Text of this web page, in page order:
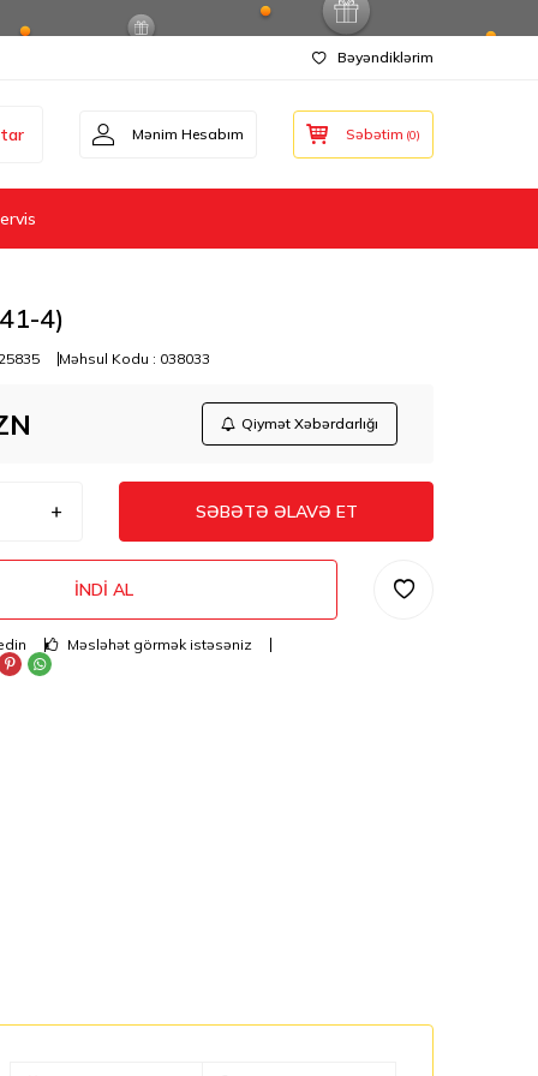
Bəyəndiklərim
Mənim Hesabım Səbətim (0)
4)
Məhsul Kodu : 038033
Qiymət Xəbərdarlığı
SƏBƏTƏ ƏLAVƏ ET
İNDI AL
Məsləhət görmək istəsəniz